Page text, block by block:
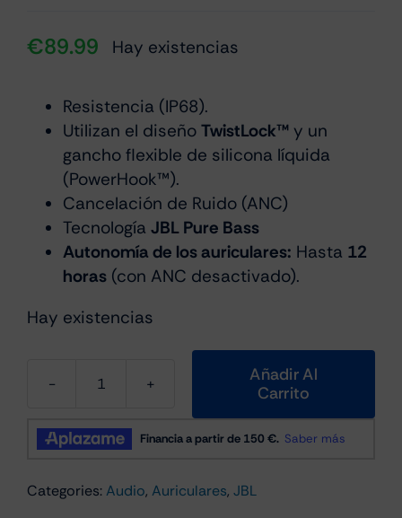
€89.99 Hay existencias
Resistencia (IP68).
Utilizan el diseño TwistLock™ y un
gancho flexible de silicona líquida
(PowerHook™).
Cancelación de Ruido (ANC)
Tecnología JBL Pure Bass
Autonomía de los auriculares: Hasta 12
horas (con ANC desactivado).
Hay existencias
Jbl
Peak
Auriculares
Añadir Al
Carrito
Categories:Audio, Auriculares, JBL